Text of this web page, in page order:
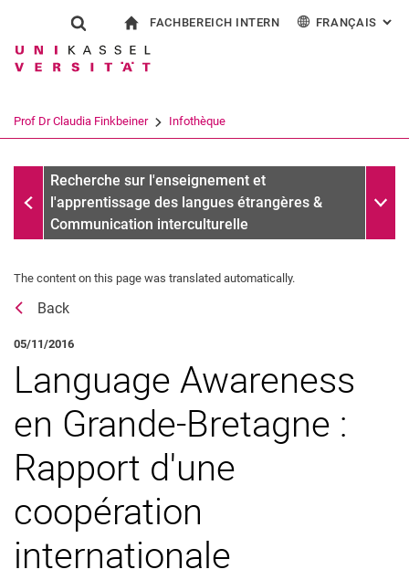
Jump directly to: content
Jump directly to: search
Jump directly to: main
Show search form
Search term
Search (opens an external link in a
FACHBEREICH INTERN FRANÇAIS :
Prof Dr Claudia Finkbeiner Infothèque
Messages d'archives
Recherche sur l'enseignement et
l'apprentissage des langues étrangères &
Communication interculturelle
Récompenses
Vita
Affiliations, comités & Activités externes des commissions
Travaux supervisés
Universités partenaires
Infothèque
Clips vidéo
The content on this page was translated automatically.
Back
05/11/2016
Language Awareness
en Grande-Bretagne :
Rapport d'une
coopération
internationale